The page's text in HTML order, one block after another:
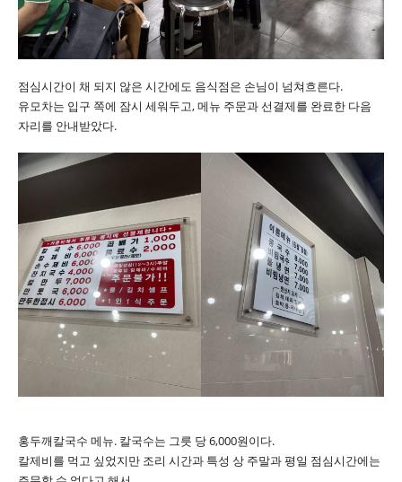
점심시간이 채 되지 않은 시간에도 음식점은 손님이 넘쳐흐른다.
유모차는 입구 쪽에 잠시 세워두고, 메뉴 주문과 선결제를 완료한 다음
자리를 안내받았다.
홍두깨칼국수 메뉴. 칼국수는 그릇 당 6,000원이다.
칼제비를 먹고 싶었지만 조리 시간과 특성 상 주말과 평일 점심시간에는